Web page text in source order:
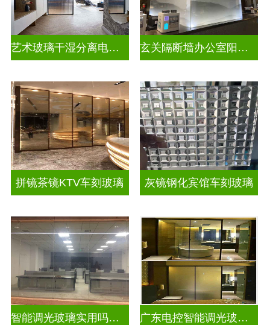
艺术玻璃干湿分离电视玻璃背景墙 玄关隔断墙办公室阳台挡门玻璃背景墙
拼镜茶镜KTV车刻玻璃 灰镜钢化宾馆车刻玻璃
智能调光玻璃实用吗现在 广东电控智能调光玻璃厂商排名